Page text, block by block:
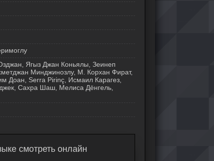
Ягыз Джан Коньялы, Зеинеп
Минджинозлу, М. Корхан Фират,
Доан, Serra Pirinç, Исмаил Карагез,
Сахра Шаш, Мелиса Дёнгель,
смотреть онлайн